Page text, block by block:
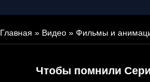
Главная » Видео » Фильмы и
Чтобы помнили